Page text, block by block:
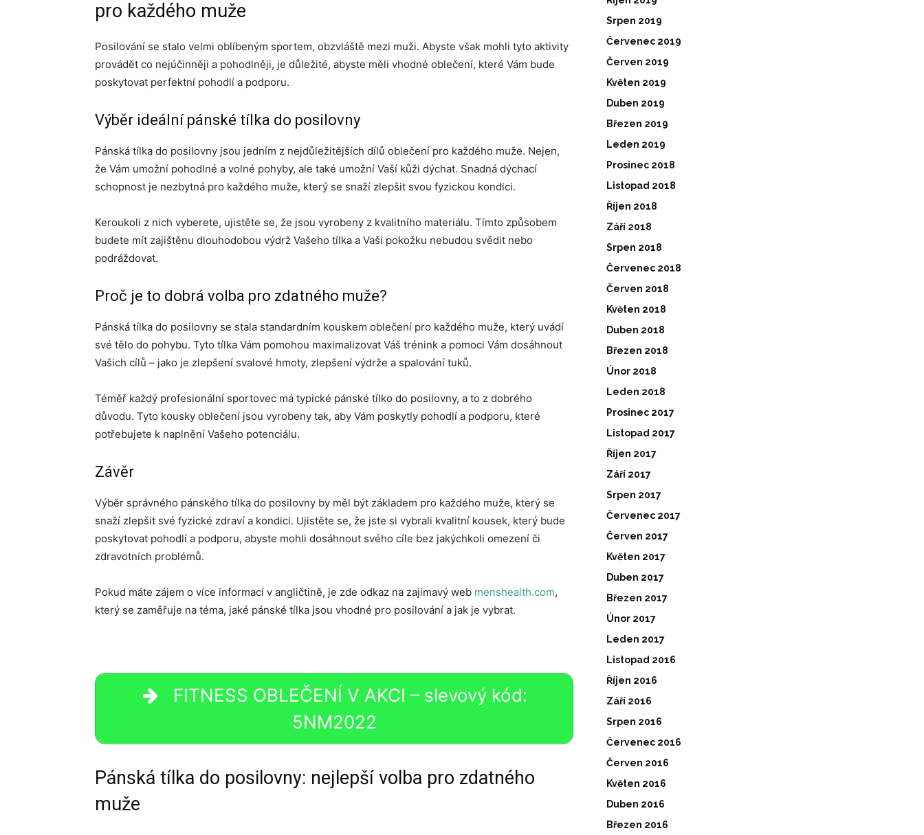
pro každého muže
Posilování se stalo velmi oblíbeným sportem, obzvláště mezi muži. Abyste však mohli tyto aktivity
provádět co nejúčinněji a pohodlněji, je důležité, abyste měli vhodné oblečení, které Vám bude
poskytovat perfektní pohodlí a podporu.
Výběr ideální pánské tílka do posilovny
Pánská tílka do posilovny jsou jedním z nejdůležitějších dílů oblečení pro každého muže. Nejen,
že Vám umožní pohodlné a volné pohyby, ale také umožní Vaší kůži dýchat. Snadná dýchací
schopnost je nezbytná pro každého muže, který se snaží zlepšit svou fyzickou kondici.
Keroukoli z nich vyberete, ujistěte se, že jsou vyrobeny z kvalitního materiálu. Tímto způsobem
budete mít zajištěnu dlouhodobou výdrž Vašeho tílka a Vaši pokožku nebudou svědit nebo
podráždovat.
Proč je to dobrá volba pro zdatného muže?
Pánská tílka do posilovny se stala standardním kouskem oblečení pro každého muže, který uvádí
své tělo do pohybu. Tyto tílka Vám pomohou maximalizovat Váš trénink a pomoci Vám dosáhnout
Vašich cílů – jako je zlepšení svalové hmoty, zlepšení výdrže a spalování tuků.
Téměř každý profesionální sportovec má typické pánské tílko do posilovny, a to z dobrého
důvodu. Tyto kousky oblečení jsou vyrobeny tak, aby Vám poskytly pohodlí a podporu, které
potřebujete k naplnění Vašeho potenciálu.
Závěr
Výběr správného pánského tílka do posilovny by měl být základem pro každého muže, který se
snaží zlepšit své fyzické zdraví a kondici. Ujistěte se, že jste si vybrali kvalitní kousek, který bude
poskytovat pohodlí a podporu, abyste mohli dosáhnout svého cíle bez jakýchkoli omezení či
zdravotních problémů.
Pokud máte zájem o více informací v angličtině, je zde odkaz na zajímavý web menshealth.com,
který se zaměřuje na téma, jaké pánské tílka jsou vhodné pro posilování a jak je vybrat.
FITNESS OBLEČENÍ V AKCI – slevový kód:
5NM2022
Pánská tílka do posilovny: nejlepší volba pro zdatného
muže
Srpen 2019
Červenec 2019
Červen 2019
Květen 2019
Duben 2019
Březen 2019
Leden 2019
Prosinec 2018
Listopad 2018
Říjen 2018
Září 2018
Srpen 2018
Červenec 2018
Červen 2018
Květen 2018
Duben 2018
Březen 2018
Únor 2018
Leden 2018
Prosinec 2017
Listopad 2017
Říjen 2017
Září 2017
Srpen 2017
Červenec 2017
Červen 2017
Květen 2017
Duben 2017
Březen 2017
Únor 2017
Leden 2017
Listopad 2016
Říjen 2016
Září 2016
Srpen 2016
Červenec 2016
Červen 2016
Květen 2016
Duben 2016
Březen 2016